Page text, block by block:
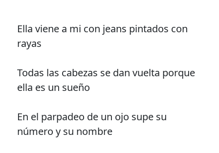
Ella viene a mi con jeans pintados con
rayas
Todas las cabezas se dan vuelta porque
ella es un sueño
En el parpadeo de un ojo supe su
número y su nombre